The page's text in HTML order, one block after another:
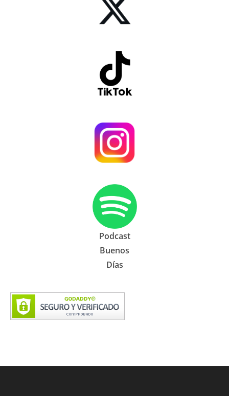
Podcast
Buenos
Días